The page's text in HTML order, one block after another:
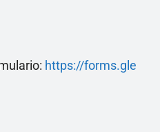
https://forms.gle